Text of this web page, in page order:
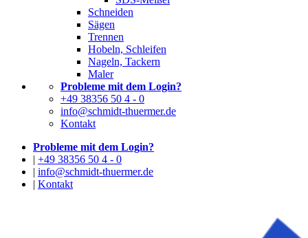
Schneiden
Sägen
Trennen
Hobeln, Schleifen
Nageln, Tackern
Maler
Probleme mit dem Login?
+49 38356 50 4 - 0
info@schmidt-thuermer.de
Kontakt
Probleme mit dem Login?
| +49 38356 50 4 - 0
| info@schmidt-thuermer.de
| Kontakt